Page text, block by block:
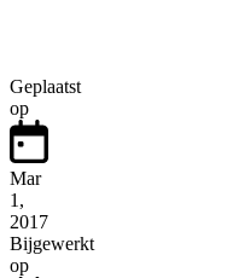
Geplaatst
op
Mar
1,
2017
Bijgewerkt
op